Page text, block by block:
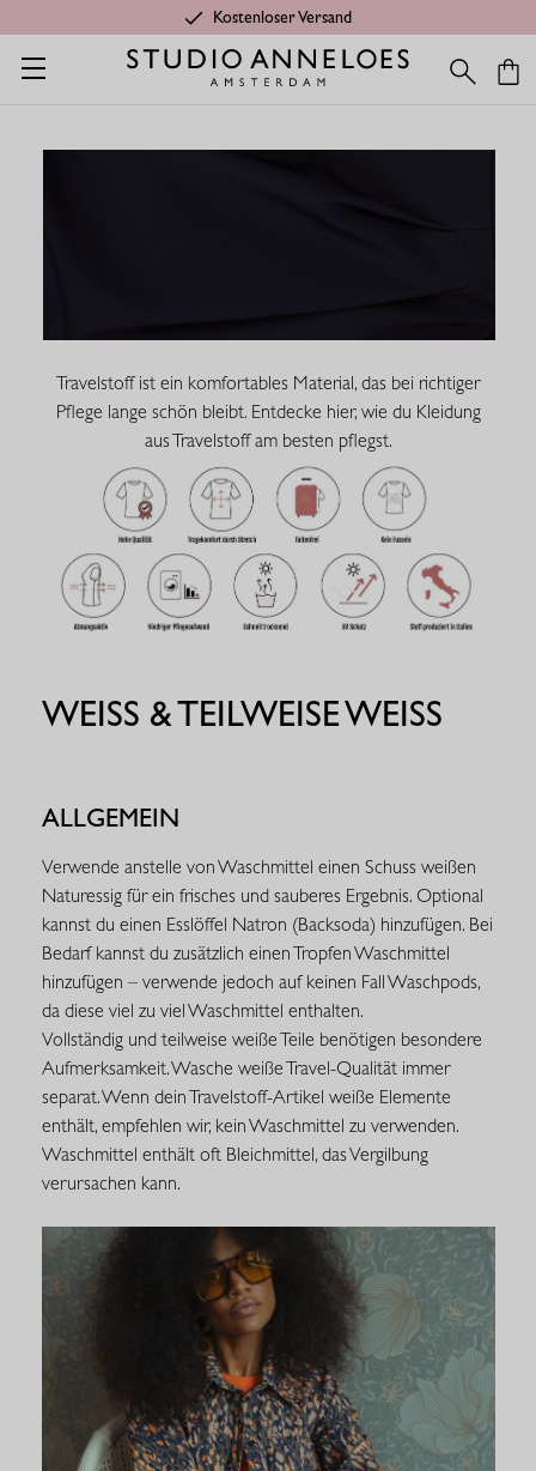
Kostenloser Versand
Home Pflegetipps Travelstoff
PFLEGETIPPS TRAVELSTOFF
Travelstoff ist ein komfortables Material, das bei richtiger
Pflege lange schön bleibt. Entdecke hier, wie du Kleidung
aus Travelstoff am besten pflegst.
WEISS & TEILWEISE WEISS
ALLGEMEIN
Verwende anstelle von Waschmittel einen Schuss weißen
Naturessig für ein frisches und sauberes Ergebnis. Optional
kannst du einen Esslöffel Natron (Backsoda) hinzufügen. Bei
Bedarf kannst du zusätzlich einen Tropfen Waschmittel
hinzufügen – verwende jedoch auf keinen Fall Waschpods,
da diese viel zu viel Waschmittel enthalten.
Vollständig und teilweise weiße Teile benötigen besondere
Aufmerksamkeit. Wasche weiße Travel-Qualität immer
separat. Wenn dein Travelstoff-Artikel weiße Elemente
enthält, empfehlen wir, kein Waschmittel zu verwenden.
Waschmittel enthält oft Bleichmittel, das Vergilbung
verursachen kann.